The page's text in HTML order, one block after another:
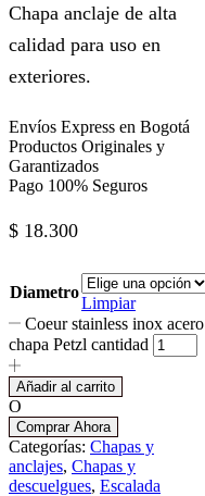
Chapa anclaje de alta
calidad para uso en
exteriores.
Envíos Express en Bogotá
Productos Originales y
Garantizados
Pago 100% Seguros
$ 18.300
Diametro
Limpiar
Coeur stainless inox acero
chapa Petzl cantidad
Añadir al carrito
O
Comprar Ahora
Categorías: Chapas y
anclajes, Chapas y
descuelgues, Escalada